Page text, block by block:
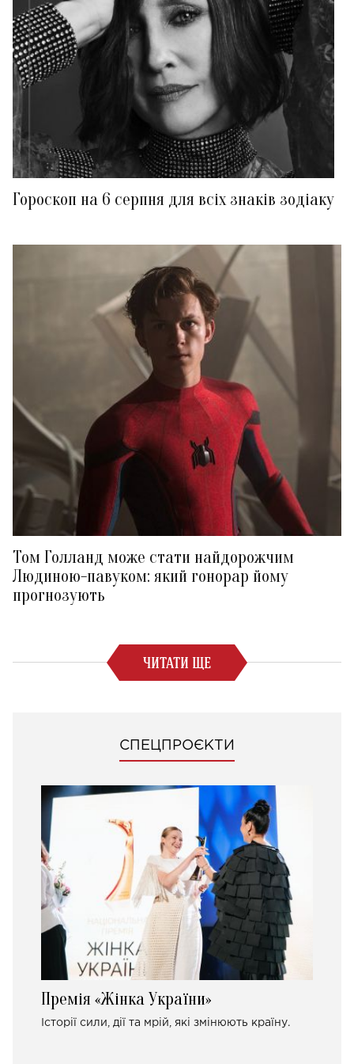
Гороскоп на 6 серпня для всіх знаків зодіаку
Том Голланд може стати найдорожчим
Людиною-павуком: який гонорар йому
прогнозують
ЧИТАТИ ЩЕ
СПЕЦПРОЄКТИ
Премія «Жінка України»
Історії сили, дії та мрій, які змінюють країну.